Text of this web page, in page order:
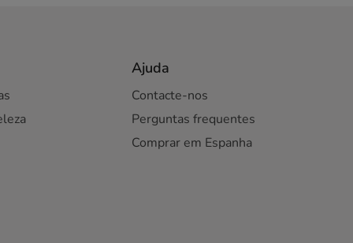
Ajuda
Contacte-nos
Perguntas frequentes
Comprar em Espanha